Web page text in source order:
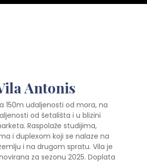
Antonis
150m udaljenosti od mora, na
od šetališta i u blizini
Raspolaže studijima,
i duplexom koji se nalaze na
i na drugom spratu. Vila je
za sezonu 2025. Doplata